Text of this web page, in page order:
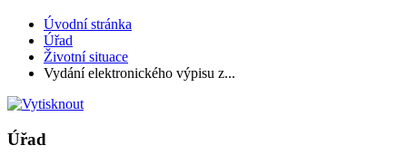
Úvodní stránka
Úřad
Životní situace
Vydání elektronického výpisu z...
Úřad